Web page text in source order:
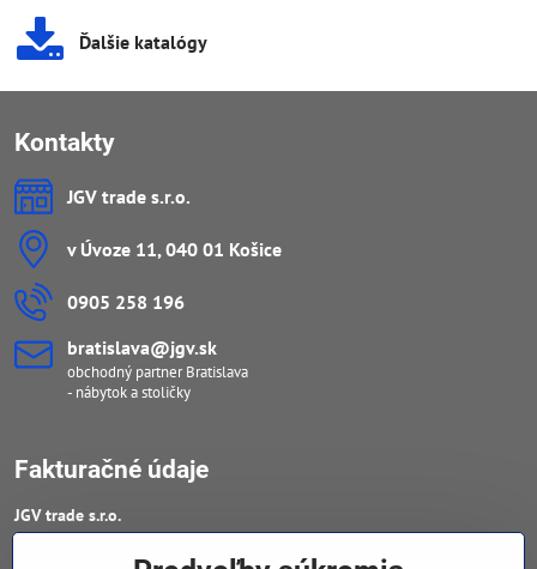
Ďalšie katalógy
Kontakty
JGV trade s​.r​.o​.
v Úvoze 11, 040 01 Košice
0905 258 196
bratislava​@jgv​.sk
obchodný partner Bratislava
- nábytok a stoličky
Fakturačné údaje
JGV trade s​.r​.o​.